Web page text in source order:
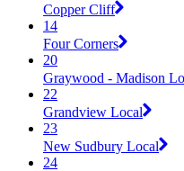
Copper Cliff
14
Four Corners
20
Graywood - Madison
22
Grandview Local
23
New Sudbury Local
24